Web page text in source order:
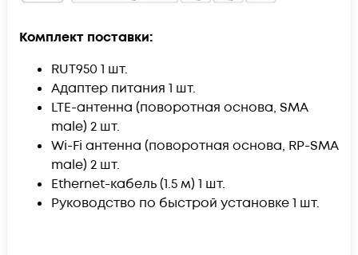
Комплект поставки:
RUT950 1 шт.
Адаптер питания 1 шт.
LTE-антенна (поворотная основа, SMA
male) 2 шт.
Wi-Fi антенна (поворотная основа, RP-SMA
male) 2 шт.
Ethernet-кабель (1.5 м) 1 шт.
Руководство по быстрой установке 1 шт.